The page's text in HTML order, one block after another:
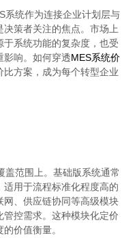
系统作为连接企业计划层与
策者关注的焦点。市场上
系统功能的复杂度，也受
影响。如何穿透MES系统价
方案，成为每个转型企业
盖范围上。基础版系统通常
用于流程标准化程度高的
、供应链协同等高级模块
控需求。这种模块化定价
价值衡量。